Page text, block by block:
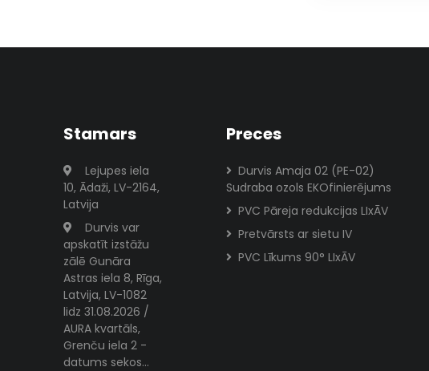
Stamars
Lejupes iela
10, Ādaži, LV-2164,
Latvija
Durvis var
apskatīt izstāžu
zālē Gunāra
Astras iela 8, Rīga,
Latvija, LV-1082
lidz 31.08.2026 /
AURA kvartāls,
Grenču iela 2 -
datums sekos...
Preces
Durvis Amaja 02 (PE-02)
Sudraba ozols EKOfinierējums
PVC Pāreja redukcijas LIxĀV
Pretvārsts ar sietu IV
PVC Līkums 90° LIxĀV